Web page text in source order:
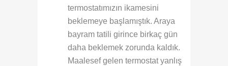
termostatımızın ikamesini
beklemeye başlamıştık. Araya
bayram tatili girince birkaç gün
daha beklemek zorunda kaldık.
Maalesef gelen termostat yanlış